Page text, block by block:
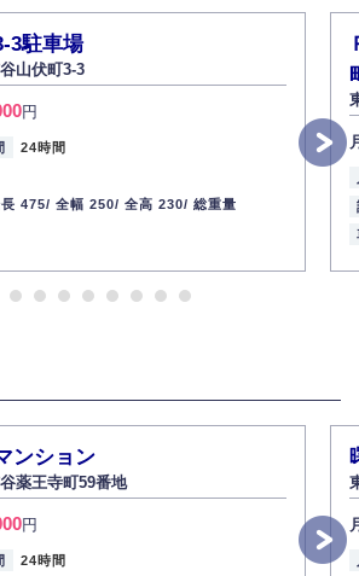
の外部への漏洩を防止し、その利用目的に応じて
す。
供
に基づく要請があった場合を除き、お客様の個人
三者に提供いたしません。
・削除
個人情報開示の請求があった場合、すみやかに開
誤りがあり、ご本人から訂正・追加・削除の請求
いたします。
報の取り扱いについての重要性を理解し、より適
を実施してまいります。
2013年12月1日
3駐車場
山伏町3-3
円
24時間
475/ 全幅 250/ 全高 230/ 総重量
ンション
薬王寺町59番地
円
24時間